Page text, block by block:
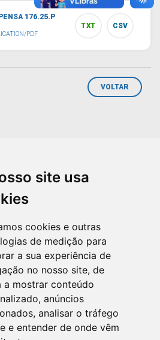
site usa
cookies e outras
de medição para
a sua experiência de
no nosso site, de
a mostrar conteúdo
anúncios
analisar o tráfego
e entender de onde vêm
176.25.P
PDF
TXT CSV
VOLTAR
GRANDE DO SUL
XV de Novembro, 15
- Triunfo/RS
(51) 3654-6308
até 12h e 13h30 até 16h36